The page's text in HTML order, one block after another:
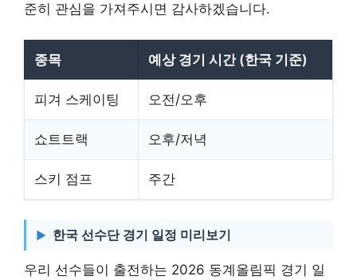
준히 관심을 가져주시면 감사하겠습니다.
종목 예상 경기 시간 (한국 기준)
피겨 스케이팅 오전/오후
쇼트트랙 오후/저녁
스키 점프 주간
한국 선수단 경기 일정 미리보기
우리 선수들이 출전하는 2026 동계올림픽 경기 일